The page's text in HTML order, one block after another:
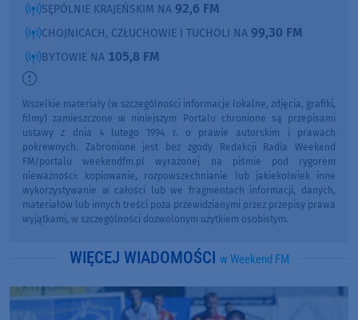
SĘPÓLNIE KRAJEŃSKIM NA 92,6 FM
CHOJNICACH, CZŁUCHOWIE I TUCHOLI NA 99,30 FM
BYTOWIE NA 105,8 FM
Wszelkie materiały (w szczególności informacje lokalne, zdjęcia, grafiki,
filmy) zamieszczone w niniejszym Portalu chronione są przepisami
ustawy z dnia 4 lutego 1994 r. o prawie autorskim i prawach
pokrewnych. Zabronione jest bez zgody Redakcji Radia Weekend
FM/portalu weekendfm.pl wyrażonej na piśmie pod rygorem
nieważności: kopiowanie, rozpowszechnianie lub jakiekolwiek inne
wykorzystywanie w całości lub we fragmentach informacji, danych,
materiałów lub innych treści poza przewidzianymi przez przepisy prawa
wyjątkami, w szczególności dozwolonym użytkiem osobistym.
WIĘCEJ WIADOMOŚCI w Weekend FM